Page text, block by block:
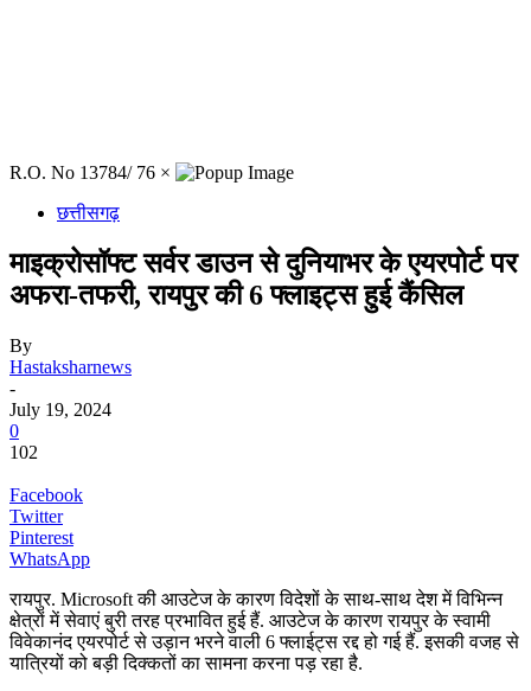
R.O. No 13784/ 76 ×
छत्तीसगढ़
माइक्रोसॉफ्ट सर्वर डाउन से दुनियाभर के एयरपोर्ट पर
अफरा-तफरी, रायपुर की 6 फ्लाइट्स हुई कैंसिल
By
Hastaksharnews
-
July 19, 2024
0
102
Facebook
Twitter
Pinterest
WhatsApp
रायपुर. Microsoft की आउटेज के कारण विदेशों के साथ-साथ देश में विभिन्न
क्षेत्रों में सेवाएं बुरी तरह प्रभावित हुई हैं. आउटेज के कारण रायपुर के स्वामी
विवेकानंद एयरपोर्ट से उड़ान भरने वाली 6 फ्लाईट्स रद्द हो गई हैं. इसकी वजह से
यात्रियों को बड़ी दिक्कतों का सामना करना पड़ रहा है.